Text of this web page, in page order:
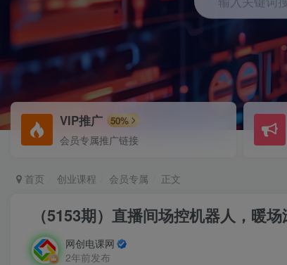
VIP推广 50%
会员专属推广链接
首页 创业课程 会员专属 正文
（5153期）直播间场控机器人，暖
网创电课网
2年前发布